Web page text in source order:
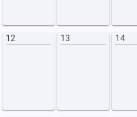
12 13 14